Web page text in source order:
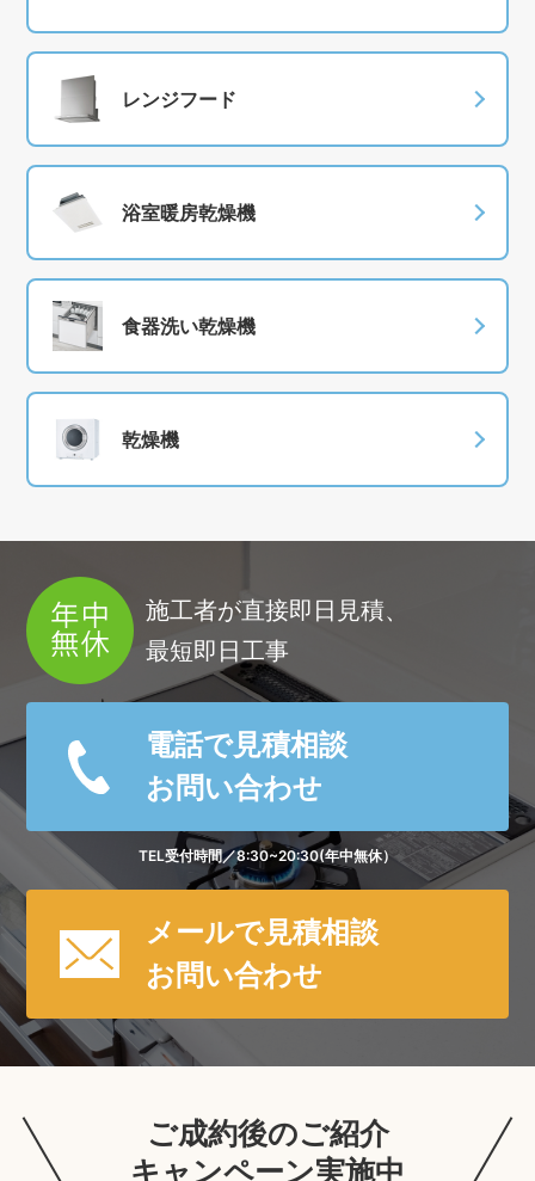
レンジフード
浴室暖房乾燥機
食器洗い乾燥機
乾燥機
施工者が直接即日見積、
最短即日工事
電話で見積相談
お問い合わせ
TEL受付時間／8:30~20:30(年中無休）
メールで見積相談
お問い合わせ
ご成約後のご紹介
キャンペーン実施中